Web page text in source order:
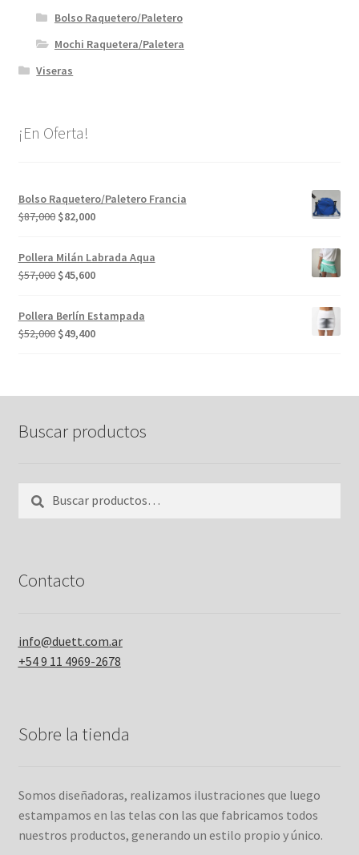
Bolso Raquetero/Paletero
Mochi Raquetera/Paletera
Viseras
¡En Oferta!
Bolso Raquetero/Paletero Francia
$87,000 El
original
era:
$87,000.
$82,000El
actual
es:
Pollera Milán Labrada Aqua
$57,000 El
original
era:
$57,000.
$45,600El
actual
es:
Pollera Berlín Estampada
$52,000 El
$49,400El
Buscar productos
por:
Contacto
info@duett.com.ar
+54 9 11 4969-2678
Sobre la tienda
Somos diseñadoras, realizamos ilustraciones que luego
estampamos en las telas con las que fabricamos todos
nuestros productos, generando un estilo propio y único.